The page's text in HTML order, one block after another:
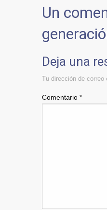
Un
Deja una
Tu dirección de correo
Comentario *